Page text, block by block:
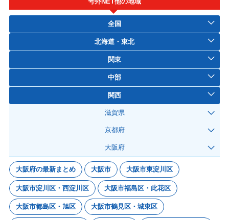
全国
北海道・東北
関東
中部
関西
滋賀県
京都府
大阪府
大阪府の最新まとめ 大阪市 大阪市東淀川区
大阪市淀川区・西淀川区 大阪市福島区・此花区
大阪市都島区・旭区 大阪市鶴見区・城東区